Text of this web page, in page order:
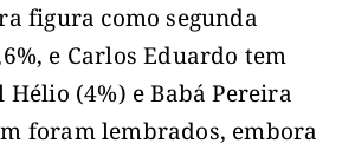
figura como segunda
e Carlos Eduardo tem
Hélio (4%) e Babá Pereira
foram lembrados, embora